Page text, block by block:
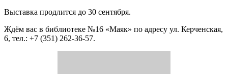
Выставка продлится до 30 сентября.
Ждём вас в библиотеке №16 «Маяк» по адресу ул. Керченская,
6, тел.: +7 (351) 262-36-57.